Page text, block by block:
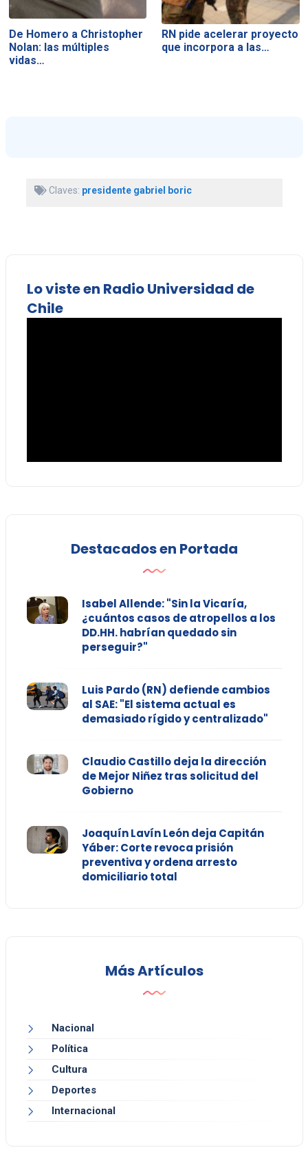
De Homero a Christopher
Nolan: las múltiples
vidas…
RN pide acelerar proyecto
que incorpora a las…
Claves: presidente gabriel boric
Lo viste en Radio Universidad de
Chile
Destacados en Portada
Isabel Allende: "Sin la Vicaría,
¿cuántos casos de atropellos a los
DD.HH. habrían quedado sin
perseguir?"
Luis Pardo (RN) defiende cambios
al SAE: "El sistema actual es
demasiado rígido y centralizado"
Claudio Castillo deja la dirección
de Mejor Niñez tras solicitud del
Gobierno
Joaquín Lavín León deja Capitán
Yáber: Corte revoca prisión
preventiva y ordena arresto
domiciliario total
Más Artículos
Nacional
Política
Cultura
Deportes
Internacional